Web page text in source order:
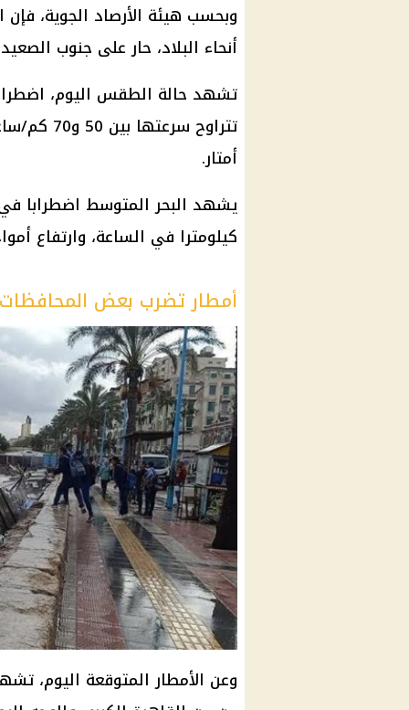
وبحسب هيئة الأرصاد الجوية،
أنحاء البلاد، حار على جنوب
تشهد حالة الطقس اليوم،
تتراوح
أمتار.
كيلومترا في الساعة، وارتفاع
أمطار تضرب بعض المحافظات
وعن الأمطار المتوقعة